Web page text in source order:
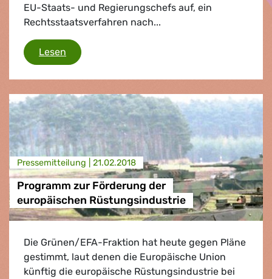
EU-Staats- und Regierungschefs auf, ein
Rechtsstaatsverfahren nach...
Lesen ustizreform in Polen ist schwerwiegende
Presse­mitteilung | 21.02.2018
Programm zur Förderung der
europäischen Rüstungsindustrie
Die Grünen/EFA-Fraktion hat heute gegen Pläne
gestimmt, laut denen die Europäische Union
künftig die europäische Rüstungsindustrie bei